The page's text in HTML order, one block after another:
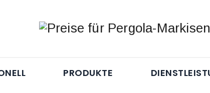
PRODUKTE